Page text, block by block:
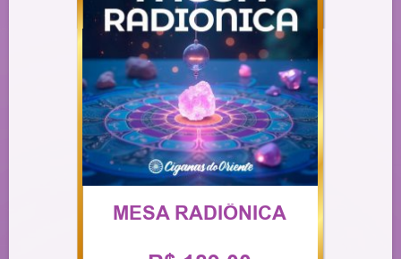
MESA RADIÔNICA